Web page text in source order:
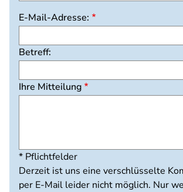
E-Mail-Adresse:
Betreff:
Ihre Mitteilung
* Pflichtfelder
Derzeit ist uns eine verschlüsselte
per E-Mail leider nicht möglich. Nur